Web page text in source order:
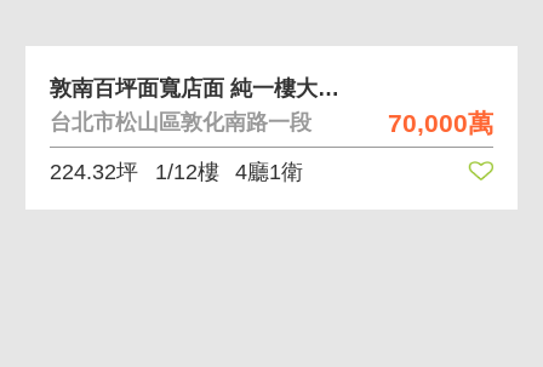
70,000萬
敦南百坪面寬店面 純一樓大面寬兩面臨路
台北市松山區敦化南路一段
224.32坪 1/12樓 4廳1衛